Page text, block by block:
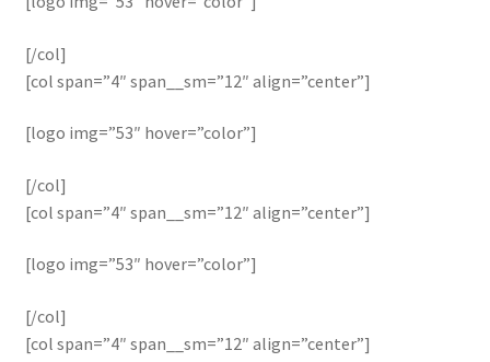
[/col]
[col span=”4″ span__sm=”12″ align=”center”]
[logo img=”53″ hover=”color”]
[/col]
[col span=”4″ span__sm=”12″ align=”center”]
[logo img=”53″ hover=”color”]
[/col]
[col span=”4″ span__sm=”12″ align=”center”]